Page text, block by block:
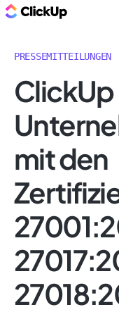
PRESSEMITTEILUNGEN
mit den